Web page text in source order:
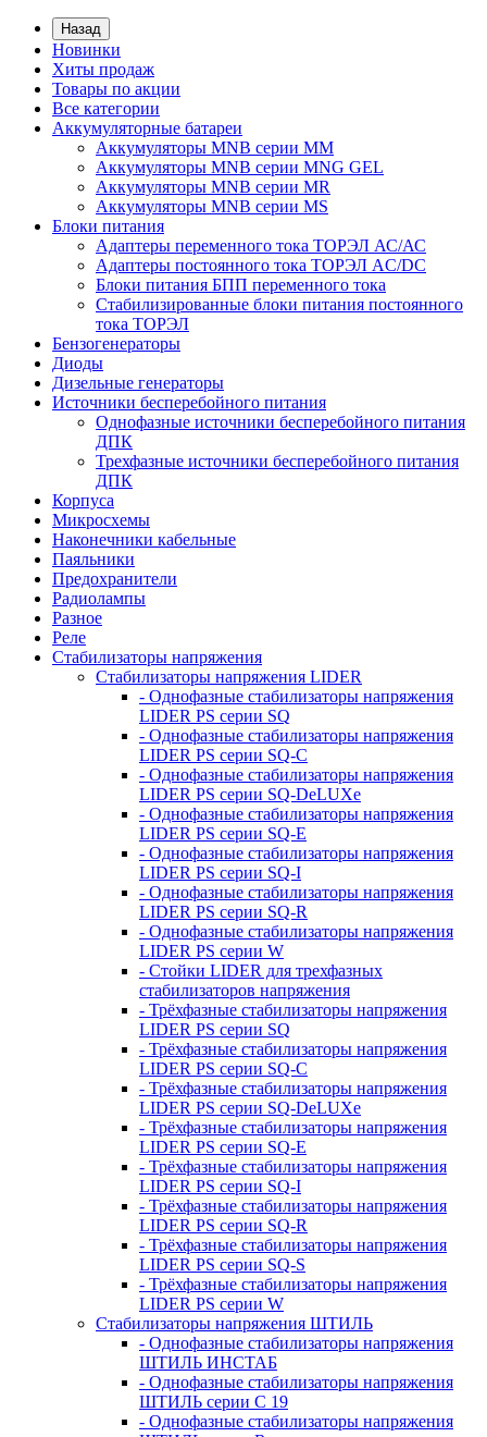
Назад
Новинки
Хиты продаж
Товары по акции
Все категории
Аккумуляторные батареи
Аккумуляторы MNB серии MM
Аккумуляторы MNB серии MNG GEL
Аккумуляторы MNB серии MR
Аккумуляторы MNB серии MS
Блоки питания
Адаптеры переменного тока ТОРЭЛ АС/АС
Адаптеры постоянного тока ТОРЭЛ AC/DC
Блоки питания БПП переменного тока
Стабилизированные блоки питания постоянного
тока ТОРЭЛ
Бензогенераторы
Диоды
Дизельные генераторы
Источники бесперебойного питания
Однофазные источники бесперебойного питания
ДПК
Трехфазные источники бесперебойного питания
ДПК
Корпуса
Микросхемы
Наконечники кабельные
Паяльники
Предохранители
Радиолампы
Разное
Реле
Стабилизаторы напряжения
Стабилизаторы напряжения LIDER
- Однофазные стабилизаторы напряжения
LIDER PS серии SQ
- Однофазные стабилизаторы напряжения
LIDER PS серии SQ-C
- Однофазные стабилизаторы напряжения
LIDER PS серии SQ-DeLUXe
- Однофазные стабилизаторы напряжения
LIDER PS серии SQ-E
- Однофазные стабилизаторы напряжения
LIDER PS серии SQ-I
- Однофазные стабилизаторы напряжения
LIDER PS серии SQ-R
- Однофазные стабилизаторы напряжения
LIDER PS серии W
- Стойки LIDER для трехфазных
стабилизаторов напряжения
- Трёхфазные стабилизаторы напряжения
LIDER PS серии SQ
- Трёхфазные стабилизаторы напряжения
LIDER PS серии SQ-C
- Трёхфазные стабилизаторы напряжения
LIDER PS серии SQ-DeLUXe
- Трёхфазные стабилизаторы напряжения
LIDER PS серии SQ-E
- Трёхфазные стабилизаторы напряжения
LIDER PS серии SQ-I
- Трёхфазные стабилизаторы напряжения
LIDER PS серии SQ-R
- Трёхфазные стабилизаторы напряжения
LIDER PS серии SQ-S
- Трёхфазные стабилизаторы напряжения
LIDER PS серии W
Стабилизаторы напряжения ШТИЛЬ
- Однофазные стабилизаторы напряжения
ШТИЛЬ ИНСТАБ
- Однофазные стабилизаторы напряжения
ШТИЛЬ серии C 19
- Однофазные стабилизаторы напряжения